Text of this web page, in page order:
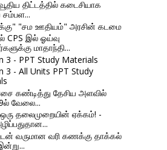
திட்டத்தில் கடைசியாக
சம்பள...
"சம ஊதியம்" அரசின் கடமை
CPS இல் ஓய்வு
மாதாந்தி...
3 - PPT Study Materials
3 - All Units PPT Study
கண்டித்து தேசிய அளவில்
வேலை...
தலைமுறையின் ஏக்கம்! -
வருமான வரி கணக்கு தாக்கல்